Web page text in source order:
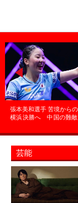
張本美和選手 苦境から
横浜決勝へ 中国の難敵
ぞ」兄・智和選手との
芸能